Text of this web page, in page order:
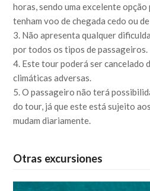
horas, sendo uma excelente
tenham voo de chegada cedo ou
3. Não apresenta qualquer
por todos os tipos de passageiros.
4. Este tour poderá ser cancelado
climáticas adversas.
5. O passageiro não terá
do tour, já que este está sujeito
mudam diariamente.
Otras excursiones